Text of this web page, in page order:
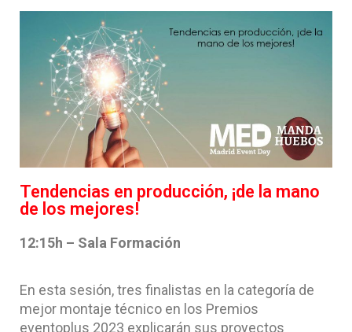
Tendencias en producción, ¡de la mano
de los mejores!
12:15h – Sala Formación
En esta sesión, tres finalistas en la categoría de
mejor montaje técnico en los Premios
eventoplus 2023 explicarán sus proyectos